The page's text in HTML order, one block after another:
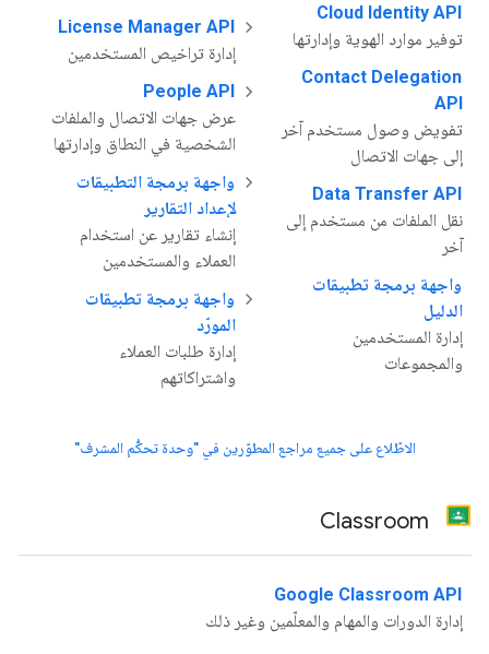
Cloud Identity API
توفير موارد الهوية وإدارتها
Contact Delegation
API
تفويض وصول مستخدم آخر
إلى جهات الاتصال
Data Transfer API
نقل الملفات من مستخدم إلى
آخر
واجهة برمجة تطبيقات
الدليل
إدارة المستخدمين
والمجموعات
License Manager API
إدارة تراخيص المستخدمين
People API
عرض جهات الاتصال والملفات
الشخصية في النطاق وإدارتها
واجهة برمجة التطبيقات
لإعداد التقارير
إنشاء تقارير عن استخدام
العملاء والمستخدمين
واجهة برمجة تطبيقات
المورّد
إدارة طلبات العملاء
واشتراكاتهم
الاطّلاع على جميع مراجع المطوّرين في "وحدة تحكُّم المشرف"
Google Classroom API
إدارة الدورات والمهام والمعلّمين وغير ذلك